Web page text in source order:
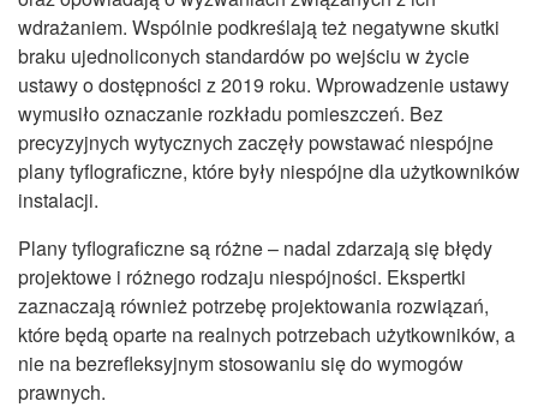
wdrażaniem. Wspólnie podkreślają też negatywne skutki
braku ujednoliconych standardów po wejściu w życie
ustawy o dostępności z 2019 roku. Wprowadzenie ustawy
wymusiło oznaczanie rozkładu pomieszczeń. Bez
precyzyjnych wytycznych zaczęły powstawać niespójne
plany tyflograficzne, które były niespójne dla użytkowników
instalacji.
Plany tyflograficzne są różne – nadal zdarzają się błędy
projektowe i różnego rodzaju niespójności. Ekspertki
zaznaczają również potrzebę projektowania rozwiązań,
które będą oparte na realnych potrzebach użytkowników, a
nie na bezrefleksyjnym stosowaniu się do wymogów
prawnych.